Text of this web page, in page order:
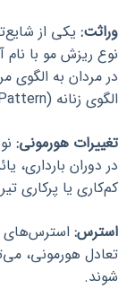
وراثت: یکی از
نوع ریزش مو با
الگوی زنانه (Diffuse Pattern) ظاهر می‌شود.
تغییرات هورمونی:
در دوران
کم‌کاری یا پرکاری
استرس: استرس‌های
تعادل هورمونی،
شوند.